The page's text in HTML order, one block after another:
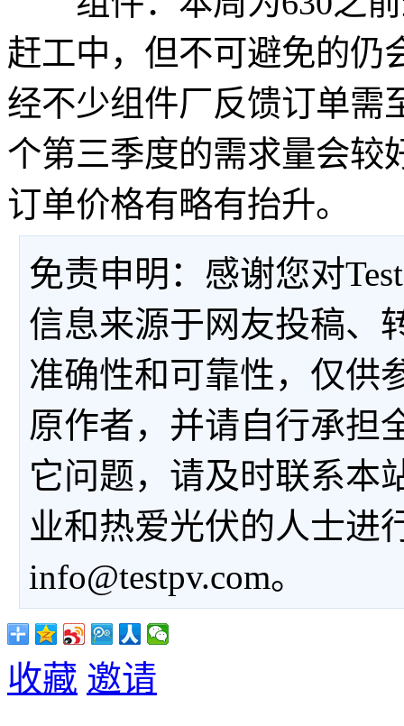
赶工中，但不可避免的仍
经不少组件厂反馈订单需
个第三季度的需求量会较
订单价格有略有抬升。
免责申明：感谢您对
信息来源于网友投稿、
准确性和可靠性，仅供
原作者，并请自行承担
它问题，请及时联系本
业和热爱光伏的人士进
info@testpv.com。
收藏 邀请